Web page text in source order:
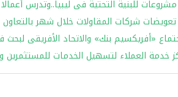
شركات المقاولات خلال شهر بالتعاون
خدمة العملاء لتسهيل الخدمات للمستثمرين